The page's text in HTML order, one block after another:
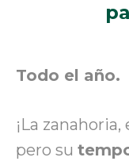
Todo el año.
¡La zanahoria,
pero su